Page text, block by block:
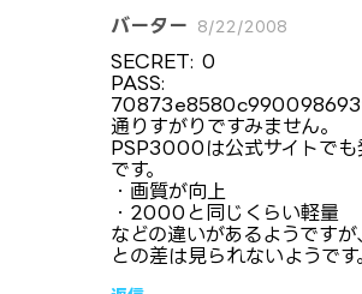
バーター 8/22/2008
SECRET: 0
PASS:
通りすがりですみません。
PSP3000は公式サイトでも
です。
・画質が向上
・2000と同じくらい軽量
などの違いがあるようです
との差は見られないようです